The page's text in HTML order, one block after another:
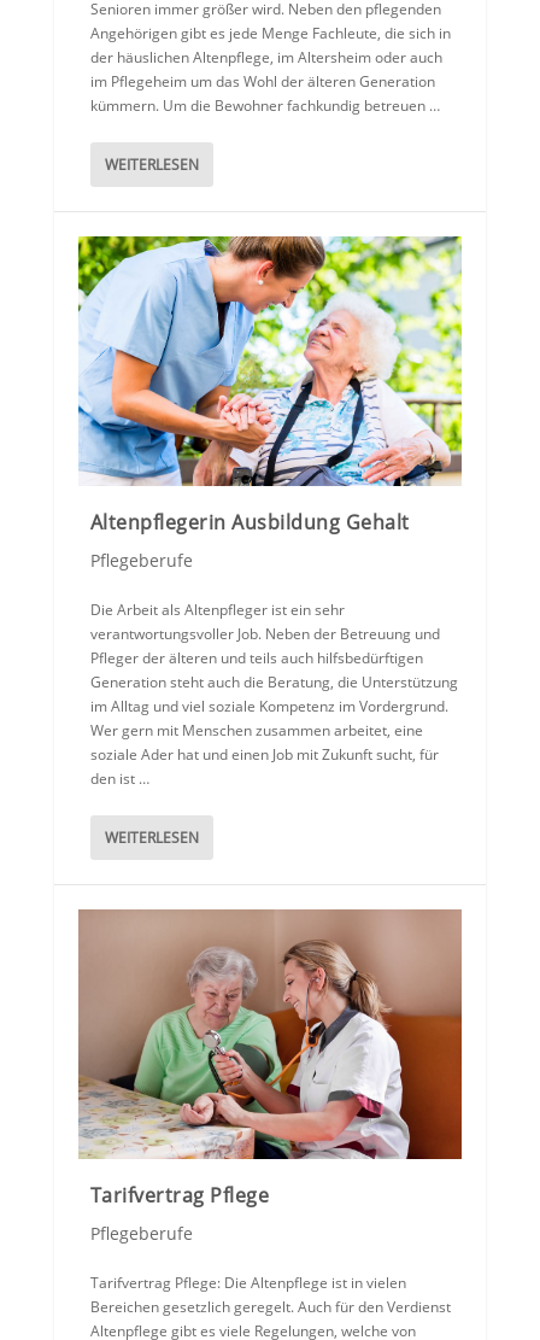
Senioren immer größer wird. Neben den pflegenden
Angehörigen gibt es jede Menge Fachleute, die sich in
der häuslichen Altenpflege, im Altersheim oder auch
im Pflegeheim um das Wohl der älteren Generation
kümmern. Um die Bewohner fachkundig betreuen …
WEITERLESEN
Altenpflegerin Ausbildung Gehalt
Pflegeberufe
Die Arbeit als Altenpfleger ist ein sehr
verantwortungsvoller Job. Neben der Betreuung und
Pfleger der älteren und teils auch hilfsbedürftigen
Generation steht auch die Beratung, die Unterstützung
im Alltag und viel soziale Kompetenz im Vordergrund.
Wer gern mit Menschen zusammen arbeitet, eine
soziale Ader hat und einen Job mit Zukunft sucht, für
den ist …
WEITERLESEN
Tarifvertrag Pflege
Pflegeberufe
Tarifvertrag Pflege: Die Altenpflege ist in vielen
Bereichen gesetzlich geregelt. Auch für den Verdienst
Altenpflege gibt es viele Regelungen, welche von